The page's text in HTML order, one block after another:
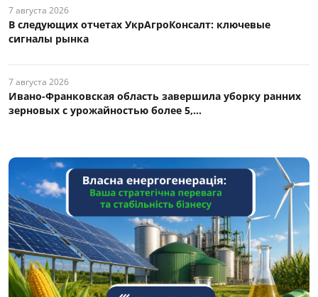
7 августа 2026
В следующих отчетах УкрАгроКонсалт: ключевые
сигналы рынка
7 августа 2026
Ивано-Франковская область завершила уборку ранних
зерновых с урожайностью более 5,...